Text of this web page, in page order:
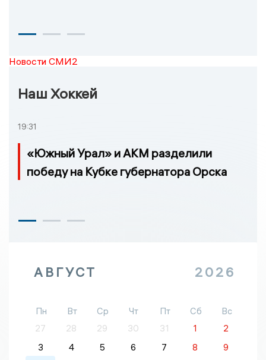
Новости СМИ2
Наш Хоккей
19:31
«Южный Урал» и АКМ разделили
победу на Кубке губернатора Орска
АВГУСТ 2026
Пн Вт Ср Чт Пт Сб
Вс
27
28 29 30 31 1
2
3
4 5 6 7 8
9